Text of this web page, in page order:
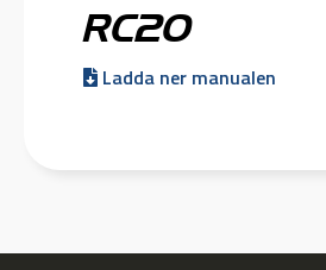
RC20
Ladda ner manualen